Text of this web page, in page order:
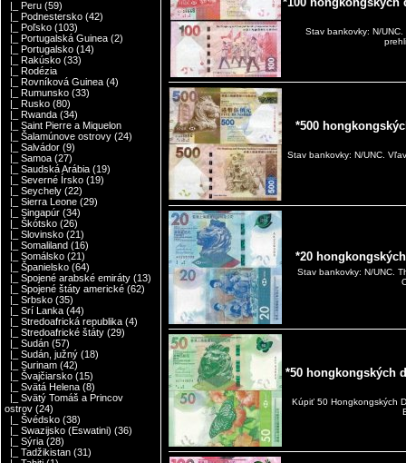
|_ Peru (59)
|_ Podnestersko (42)
|_ Poľsko (103)
|_ Portugalská Guinea (2)
|_ Portugalsko (14)
|_ Rakúsko (33)
|_ Rodézia
|_ Rovníková Guinea (4)
|_ Rumunsko (33)
|_ Rusko (80)
|_ Rwanda (34)
|_ Saint Pierre a Miquelon
|_ Šalamúnove ostrovy (24)
|_ Salvádor (9)
|_ Samoa (27)
|_ Saudská Arábia (19)
|_ Severné Írsko (19)
|_ Seychely (22)
|_ Sierra Leone (29)
|_ Singapúr (34)
|_ Škótsko (26)
|_ Slovinsko (21)
|_ Somaliland (16)
|_ Somálsko (21)
|_ Španielsko (64)
|_ Spojené arabské emiráty (13)
|_ Spojené štáty americké (62)
|_ Srbsko (35)
|_ Srí Lanka (44)
|_ Stredoafrická republika (4)
|_ Stredoafrické štáty (29)
|_ Sudán (57)
|_ Sudán, južný (18)
|_ Surinam (42)
|_ Švajčiarsko (15)
|_ Svätá Helena (8)
|_ Svätý Tomáš a Princov
ostrov (24)
|_ Švédsko (38)
|_ Swazijsko (Eswatini) (36)
|_ Sýria (28)
|_ Tadžikistan (31)
Stav bankovky: N/
*500
Stav bankovky: N/UNC.
*20
Stav bankovky: N/UNC.
*50 hongkongských
Kúpiť 50 Hongkongských